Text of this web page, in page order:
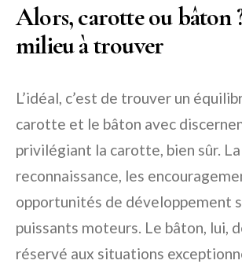
Alors, carotte ou bâton
milieu à trouver
L’idéal, c’est de trouver un
carotte et le bâton avec
privilégiant la carotte, bien sûr. La
reconnaissance, les
opportunités de développement
puissants moteurs. Le bâton, lui,
réservé aux situations